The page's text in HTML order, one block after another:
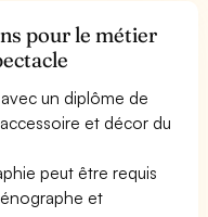
pour le métier
un diplôme de
et décor du
peut être requis
et